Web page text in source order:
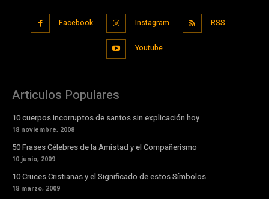
Facebook Instagram RSS
Youtube
Articulos Populares
10 cuerpos incorruptos de santos sin explicación hoy
18 noviembre, 2008
50 Frases Célebres de la Amistad y el Compañerismo
10 junio, 2009
10 Cruces Cristianas y el Significado de estos Símbolos
18 marzo, 2009